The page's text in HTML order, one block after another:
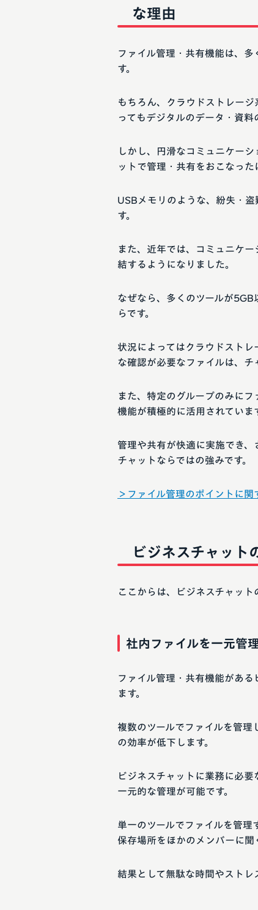
な理由
ファイル管理・共有機能は、
す。
もちろん、クラウドストレー
ってもデジタルのデータ・資料
しかし、円滑なコミュニケー
ットで管理・共有をおこなった
USBメモリのような、紛失・
す。
また、近年では、コミュニケ
結するようになりました。
なぜなら、多くのツールが
らです。
状況によってはクラウドスト
な確認が必要なファイルは、チ
また、特定のグループのみに
機能が積極的に活用されていま
管理や共有が快適に実施でき
チャットならではの強みです。
＞ファイル管理のポイントに関
ビジネスチャット
ここからは、ビジネスチャット
社内ファイルを一元管
ファイル管理・共有機能があ
ます。
複数のツールでファイルを管理
の効率が低下します。
ビジネスチャットに業務に必
一元的な管理が可能です。
単一のツールでファイルを管理
保存場所をほかのメンバーに聞
結果として無駄な時間やストレ